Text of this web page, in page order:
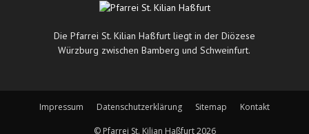
Die Pfarrei St. Kilian Haßfurt liegt in der Diözese
Würzburg zwischen Bamberg und Schweinfurt.
Impressum Datenschutzerklärung Sitemap Kontakt
© Pfarrei St. Kilian Haßfurt 2026